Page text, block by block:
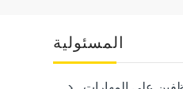
المسئولية